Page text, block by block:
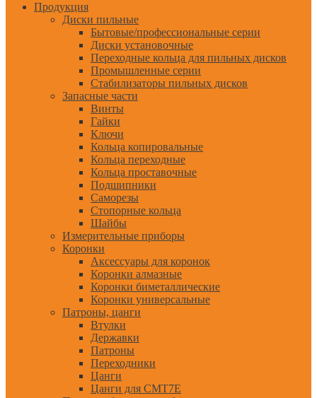
Продукция
Диски пильные
Бытовые/профессиональные серии
Диски установочные
Переходные кольца для пильных дисков
Промышленные серии
Стабилизаторы пильных дисков
Запасные части
Винты
Гайки
Ключи
Кольца копировальные
Кольца переходные
Кольца проставочные
Подшипники
Саморезы
Стопорные кольца
Шайбы
Измерительные приборы
Коронки
Аксессуары для коронок
Коронки алмазные
Коронки биметаллические
Коронки универсальные
Патроны, цанги
Втулки
Державки
Патроны
Переходники
Цанги
Цанги для CMT7E